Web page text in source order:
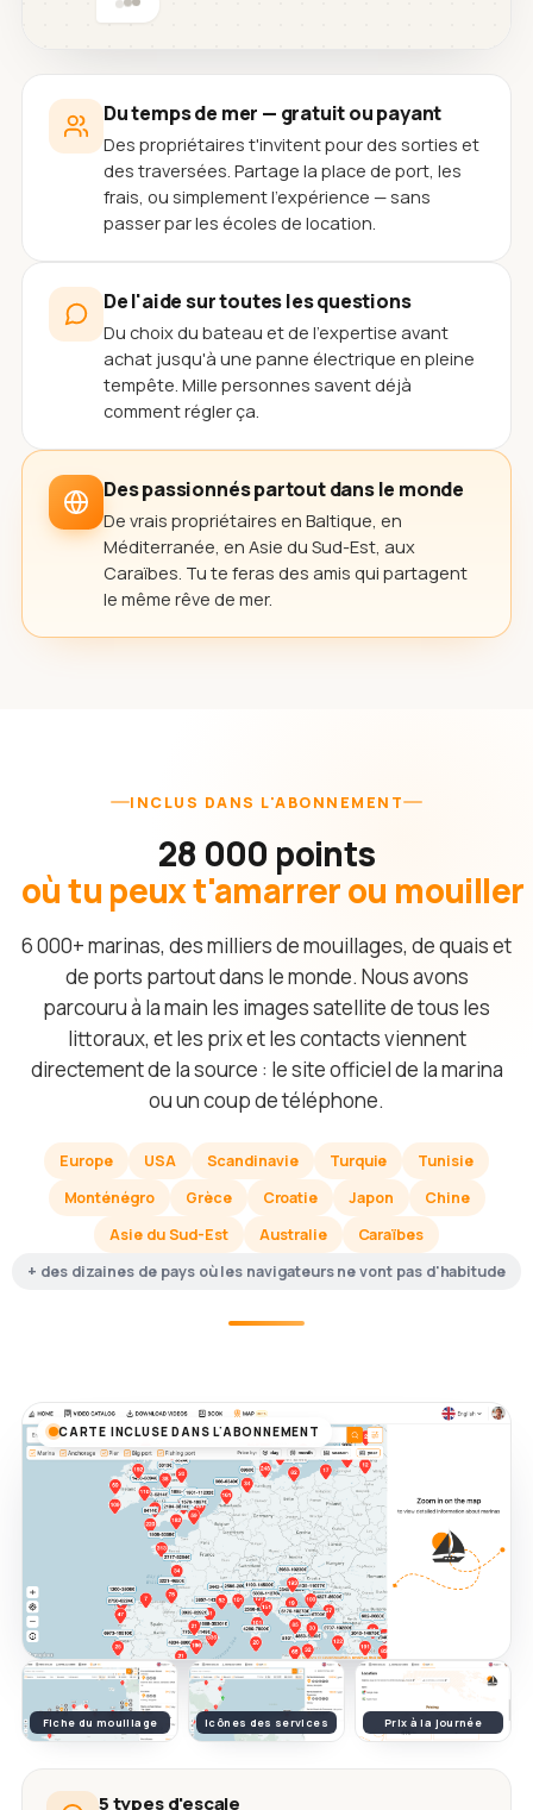
Du temps de mer — gratuit ou payant
Des propriétaires t'invitent pour des sorties et
des traversées. Partage la place de port, les
frais, ou simplement l'expérience — sans
passer par les écoles de location.
De l'aide sur toutes les questions
Du choix du bateau et de l'expertise avant
achat jusqu'à une panne électrique en pleine
tempête. Mille personnes savent déjà
comment régler ça.
Des passionnés partout dans le monde
De vrais propriétaires en Baltique, en
Méditerranée, en Asie du Sud-Est, aux
Caraïbes. Tu te feras des amis qui partagent
le même rêve de mer.
INCLUS DANS L'ABONNEMENT
28 000 points
où tu peux t'amarrer ou mouiller
6 000+ marinas, des milliers de mouillages, de quais et
de ports partout dans le monde. Nous avons
parcouru à la main les images satellite de tous les
littoraux, et les prix et les contacts viennent
directement de la source : le site officiel de la marina
ou un coup de téléphone.
Europe USA Scandinavie Turquie
Tunisie
Monténégro
Grèce Croatie Japon
Chine
Asie du Sud-Est
Australie
Caraïbes
+ des dizaines de pays où les navigateurs ne vont pas d'habitude
CARTE INCLUSE DANS L'ABONNEMENT
Fiche du mouillage Icônes des services Prix à la journée
5 types d'escale